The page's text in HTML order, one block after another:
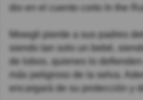
dio en el cuento corto In the
Mowgli pierde a sus padres
siendo tan solo un bebé,
de lobos, quienes lo
más peligroso de la selva.
encargará de su protección y